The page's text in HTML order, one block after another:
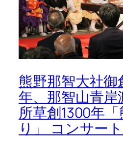
熊野那智大社御
年、那智山青岸
所草創1300年
り」 コンサート